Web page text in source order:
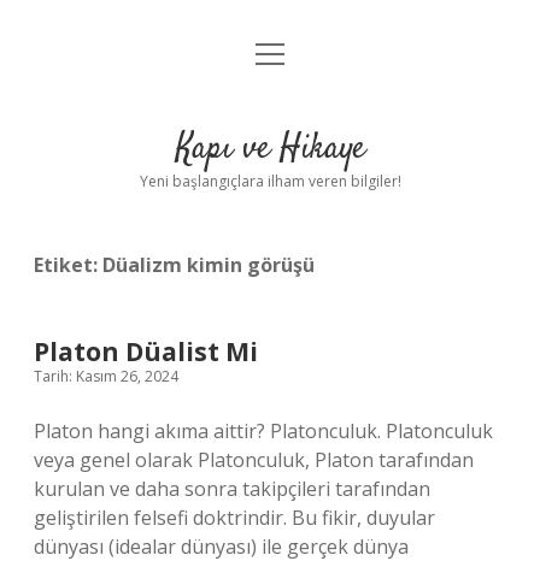
Anasayfa
Yasal Uyarı
menüyü
Kapı ve Hikaye
Yeni başlangıçlara ilham veren bilgiler!
Etiket: Düalizm kimin görüşü
Platon Düalist Mi
Tarih: Kasım 26, 2024
Platon hangi akıma aittir? Platonculuk. Platonculuk
veya genel olarak Platonculuk, Platon tarafından
kurulan ve daha sonra takipçileri tarafından
geliştirilen felsefi doktrindir. Bu fikir, duyular
dünyası (idealar dünyası) ile gerçek dünya